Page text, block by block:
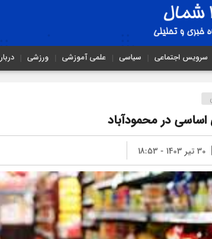
سرویس اجتماعی سیاسی علمی آموزشی ورزشی
30 تیر 1403 - 18:53